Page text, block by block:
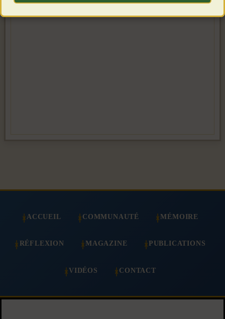
ACCUEIL COMMUNAUTÉ MÉMOIRE
RÉFLEXION MAGAZINE PUBLICATIONS
VIDÉOS CONTACT